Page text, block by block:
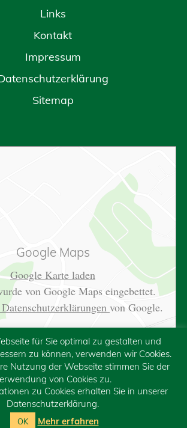
Links
Kontakt
Impressum
Sitemap
Google Maps
Google Karte laden
von Google Maps eingebettet.
Datenschutzerklärungen von Google.
für Sie optimal zu gestalten und
zu können, verwenden wir Cookies.
Nutzung der Webseite stimmen Sie der
von Cookies zu.
zu Cookies erhalten Sie in unserer
Datenschutzerklärung.
OK Mehr erfahren